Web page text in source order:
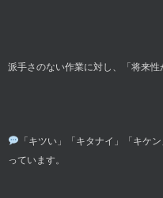
派手さのない作業に対し、「将来
「キツい」「キタナイ」「キケン
っています。